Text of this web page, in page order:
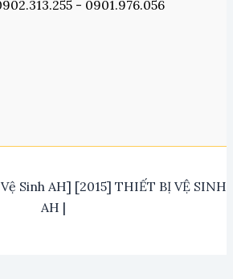
- 0901.976.056
Sinh AH] [2015] THIẾT BỊ VỆ SINH
AH |